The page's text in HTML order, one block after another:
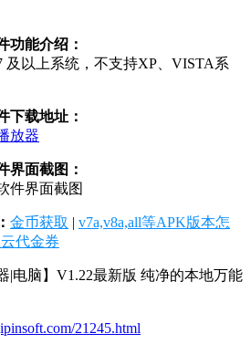
功能介绍：
及以上系统，不支持XP、VISTA系
下载地址：
放器
界面截图：
金币获取 | v7a,v8a,all等APK版本怎
代金券
|电脑】V1.22最新版 纯净的本地万能
21245.html